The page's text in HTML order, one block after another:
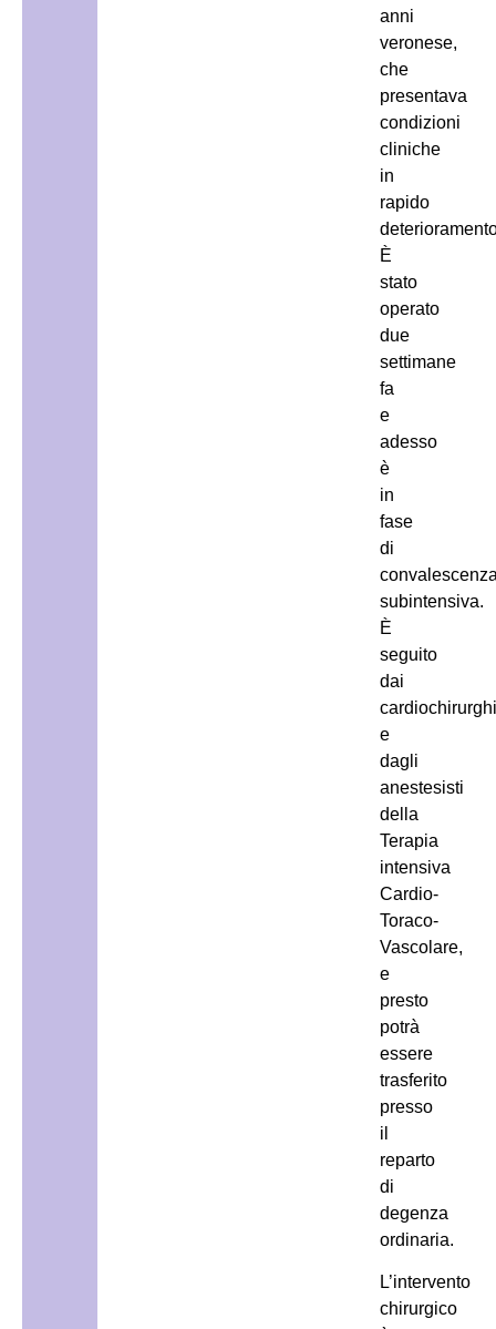
anni
veronese,
che
presentava
condizioni
cliniche
in
rapido
È
stato
operato
due
settimane
fa
e
adesso
è
in
fase
di
subintensiva.
È
seguito
dai
e
dagli
anestesisti
della
Terapia
intensiva
Cardio-
Toraco-
Vascolare,
e
presto
potrà
essere
trasferito
presso
il
reparto
di
degenza
ordinaria.
L’intervento
chirurgico